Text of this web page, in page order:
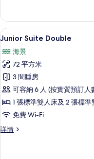
情
載
所
有
Junior
Suite
Double
的
相
8
Junior Suite Double
海景
72 平方米
3 間睡房
可容納 6 人 (按實質預訂人
1 張標準雙人床及 2 張標
免費 Wi-Fi
詳情
Junior